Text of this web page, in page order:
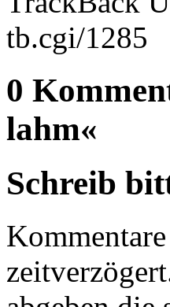
tb.cgi/1285
0
lahm«
Schreib